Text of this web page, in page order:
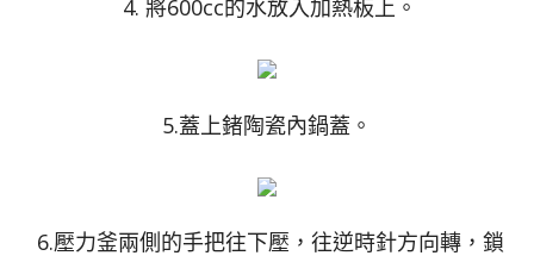
4. 將600cc的水放入加熱板上。
5.蓋上鍺陶瓷內鍋蓋。
6.壓力釜兩側的手把往下壓，往逆時針方向轉，鎖